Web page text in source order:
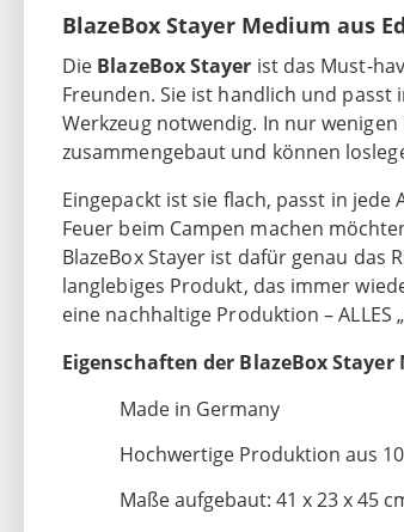
BlazeBox Stayer Medium aus
Die BlazeBox Stayer ist das Must-
Freunden. Sie ist handlich und passt
Werkzeug notwendig. In nur
zusammengebaut und können
Eingepackt ist sie flach, passt in
Feuer beim Campen machen
BlazeBox Stayer ist dafür genau das
langlebiges Produkt, das immer
eine nachhaltige Produktion –
Eigenschaften der BlazeBox Stayer
Made in Germany
Hochwertige Produktion aus
Maße aufgebaut: 41 x 23 x 45